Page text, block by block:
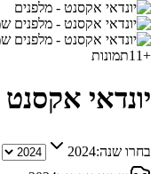
+
11תמונות
יונדאי אקסנט
בחרו שנה:2024